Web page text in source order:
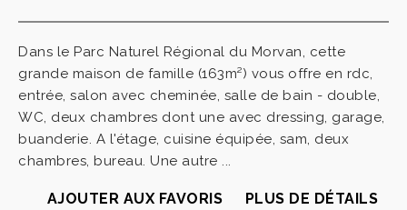
Dans le Parc Naturel Régional du Morvan, cette
grande maison de famille (163m²) vous offre en rdc,
entrée, salon avec cheminée, salle de bain - double,
WC, deux chambres dont une avec dressing, garage,
buanderie. A l'étage, cuisine équipée, sam, deux
chambres, bureau. Une autre ...
AJOUTER AUX FAVORIS PLUS DE DÉTAILS